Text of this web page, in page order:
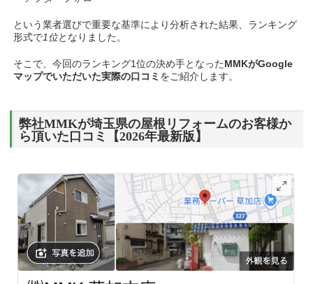
という業者選びで重要な基準により分析された結果、ランキング
形式で1位となりました。
そこで、今回のランキング1位の決め手となったMMKがGoogle
マップでいただいた実際の口コミ をご紹介します。
弊社MMKが埼玉県の屋根リフォームのお客様か
ら頂いた口コミ【2026年最新版】